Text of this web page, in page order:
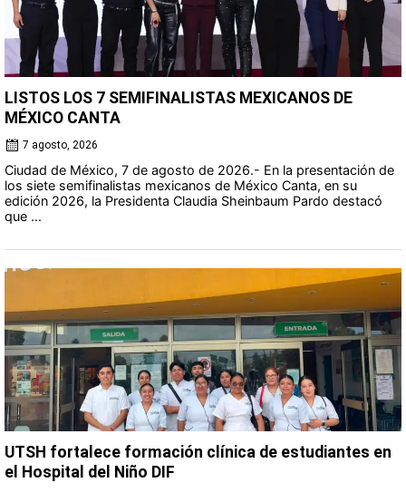
LISTOS LOS 7 SEMIFINALISTAS MEXICANOS DE
MÉXICO CANTA
7 agosto, 2026
Ciudad de México, 7 de agosto de 2026.- En la presentación de
los siete semifinalistas mexicanos de México Canta, en su
edición 2026, la Presidenta Claudia Sheinbaum Pardo destacó
que ...
UTSH fortalece formación clínica de estudiantes en
el Hospital del Niño DIF